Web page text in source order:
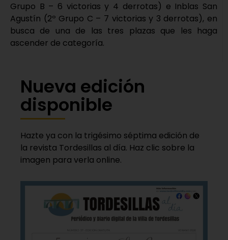
Grupo B – 6 victorias y 4 derrotas) e Inblas San
Agustín (2º Grupo C – 7 victorias y 3 derrotas), en
busca de una de las tres plazas que les haga
ascender de categoría.
Nueva edición
disponible
Hazte ya con la trigésimo séptima edición de
la revista Tordesillas al día. Haz clic sobre la
imagen para verla online.